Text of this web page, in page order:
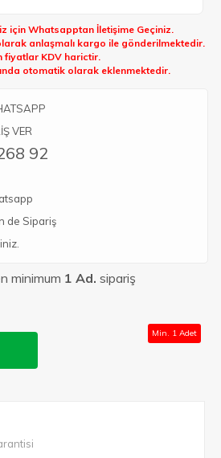
için Whatsapptan İletişime Geçiniz.
anlaşmalı kargo ile gönderilmektedir.
fiyatlar KDV harictir.
otomatik olarak eklenmektedir.
VER
92
de Sipariş
minimum 1 Ad. sipariş
Min. 1 Adet